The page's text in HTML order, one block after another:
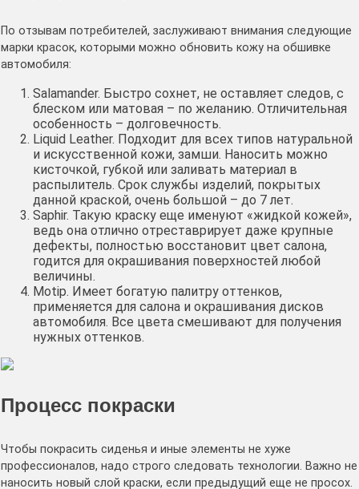
По отзывам потребителей, заслуживают внимания следующие
марки красок, которыми можно обновить кожу на обшивке
автомобиля:
Salamander. Быстро сохнет, не оставляет следов, с
блеском или матовая – по желанию. Отличительная
особенность – долговечность.
Liquid Leather. Подходит для всех типов натуральной
и искусственной кожи, замши. Наносить можно
кисточкой, губкой или заливать материал в
распылитель. Срок службы изделий, покрытых
данной краской, очень большой – до 7 лет.
Saphir. Такую краску еще именуют «жидкой кожей»,
ведь она отлично отреставрирует даже крупные
дефекты, полностью восстановит цвет салона,
годится для окрашивания поверхностей любой
величины.
Motip. Имеет богатую палитру оттенков,
применяется для салона и окрашивания дисков
автомобиля. Все цвета смешивают для получения
нужных оттенков.
Процесс покраски
Чтобы покрасить сиденья и иные элементы не хуже
профессионалов, надо строго следовать технологии. Важно не
наносить новый слой краски, если предыдущий еще не просох.